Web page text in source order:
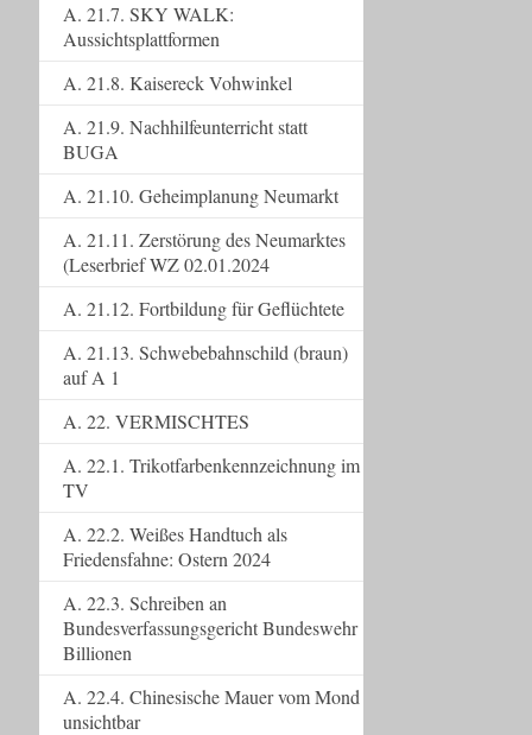
A. 21.7. SKY WALK:
Aussichtsplattformen
A. 21.8. Kaisereck Vohwinkel
A. 21.9. Nachhilfeunterricht statt
BUGA
A. 21.10. Geheimplanung Neumarkt
A. 21.11. Zerstörung des Neumarktes
(Leserbrief WZ 02.01.2024
A. 21.12. Fortbildung für Geflüchtete
A. 21.13. Schwebebahnschild (braun)
auf A 1
A. 22. VERMISCHTES
A. 22.1. Trikotfarbenkennzeichnung im
TV
A. 22.2. Weißes Handtuch als
Friedensfahne: Ostern 2024
A. 22.3. Schreiben an
Bundesverfassungsgericht Bundeswehr
Billionen
A. 22.4. Chinesische Mauer vom Mond
unsichtbar